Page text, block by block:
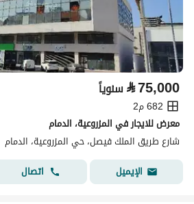
⃁75,000 سنوياً
682 م2
معرض للايجار في المزروعية، الدمام
شارع طريق الملك فيصل، حي المزروعية، الدمام
الإيميل
اتصال